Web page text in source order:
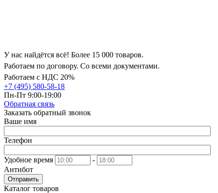
У нас найдётся всё! Более 15 000 товаров.
Работаем по договору. Со всеми документами.
Работаем с НДС 20%
+7 (495) 580-58-18
Пн-Пт 9:00-19:00
Обратная связь
Заказать обратный звонок
Ваше имя
Телефон
Удобное время
-
Антибот
Отправить
Каталог товаров